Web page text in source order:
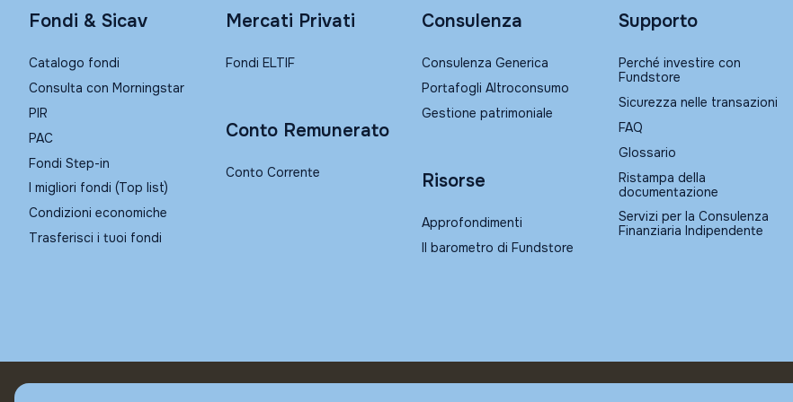
Fondi & Sicav
Catalogo fondi
Consulta con Morningstar
PIR
PAC
Fondi Step-in
I migliori fondi (Top list)
Condizioni economiche
Trasferisci i tuoi fondi
Mercati Privati
Fondi ELTIF
Conto Remunerato
Conto Corrente
Consulenza
Consulenza Generica
Portafogli Altroconsumo
Gestione patrimoniale
Risorse
Approfondimenti
Il barometro di Fundstore
Supporto
Perché investire con
Fundstore
Sicurezza nelle transazioni
FAQ
Glossario
Ristampa della
documentazione
Servizi per la Consulenza
Finanziaria Indipendente